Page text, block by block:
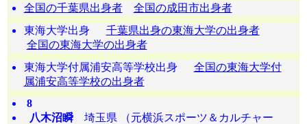
全国の千葉県出身者
全国の成田市出身者
東海大学出身 千葉県出身の東海大学の出身者
全国の東海大学の出身者
東海大学付属浦安高等学校出身 全国の東海大学付
属浦安高等学校の出身者
8
八木沼瞬埼玉県 （元横浜スポーツ＆カルチャー